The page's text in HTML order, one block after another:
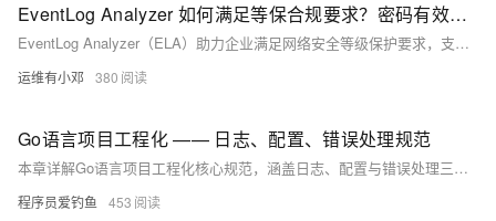
EventLog Analyzer 如何满足等保合规要求？密码有效期、产品日志保留、配置备份三大核心问题全面解答
EventLog Analyzer（ELA）助力企业满足网络安全等级保护要求，支持配置自动/手动备份、日志180天留存及密码策略管理，提升合规性与安全运营效率。
运维有小邓 380
Go语言项目工程化 —— 日志、配置、错误处理规范
本章详解Go语言项目工程化核心规范，涵盖日志、配置与错误处理三大关键领域。在日志方面，强调其在问题排查、性能优化和安全审计中的作用，推荐使用高性能结构化日志库zap，并介绍日志级别与结构化输出的最佳实践。配置管理部分讨论了配置分离的必要性，对比多种配置格式如JSON、YAML及环境变量，并提供viper库实现多环境配置的示例。错误处理部分阐述Go语言显式返回error的设计哲学，讲解标准处理方式、自定义错误类型、错误封装与堆栈追踪技巧，并提出按调用层级进行错误处理的建议。最后，总结各模块的工程化最佳实践，助力构建可维护、可观测且健壮的Go应用。
程序员爱钓鱼 453